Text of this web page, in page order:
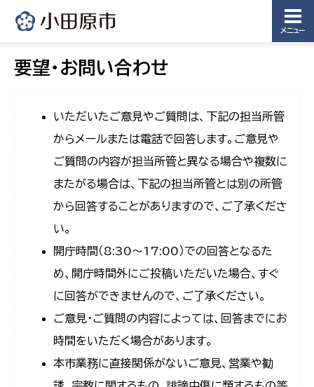
メニュー
要望・お問い合わせ
いただいたご意見やご質問は、下記の担当所管
からメールまたは電話で回答します。ご意見や
ご質問の内容が担当所管と異なる場合や複数に
またがる場合は、下記の担当所管とは別の所管
から回答することがありますので、ご了承くださ
い。
開庁時間（8:30〜17:00）での回答となるた
め、開庁時間外にご投稿いただいた場合、すぐ
に回答ができませんので、ご了承ください。
ご意見・ご質問の内容によっては、回答までにお
時間をいただく場合があります。
本市業務に直接関係がないご意見、営業や勧